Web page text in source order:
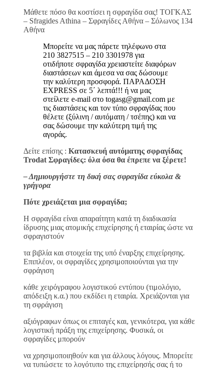
Μάθετε πόσο θα κοστίσει η σφραγίδα σας! ΤΟΓΚΑΣ
– Sfragides Athina – Σφραγίδες Αθήνα – Σόλωνος 134
Αθήνα
Μπορείτε να μας πάρετε τηλέφωνο στα
210 3827515 – 210 3301978 για
οτιδήποτε σφραγίδα χρειαστείτε διαφόρων
διαστάσεων και άμεσα να σας δώσουμε
την καλύτερη προσφορά. ΠΑΡΑΔΟΣΗ
EXPRESS σε 5΄ λεπτά!!! ή να μας
στείλετε e-mail στο togasg@gmail.com με
τις διαστάσεις και τον τύπο σφραγίδας που
θέλετε (ξύλινη / αυτόματη / τσέπης) και να
σας δώσουμε την καλύτερη τιμή της
αγοράς.
Δείτε επίσης : Κατασκευή αυτόματης σφραγίδας
Trodat Σφραγίδες: όλα όσα θα έπρεπε να ξέρετε!
– Δημιουργήστε τη δική σας σφραγίδα εύκολα &
γρήγορα
Πότε χρειάζεται μια σφραγίδα;
H σφραγίδα είναι απαραίτητη κατά τη διαδικασία
ίδρυσης μιας ατομικής επιχείρησης ή εταιρίας ώστε να
σφραγιστούν
τα βιβλία και στοιχεία της υπό έναρξης επιχείρησης.
Επιπλέον, οι σφραγίδες χρησιμοποιούνται για την
σφράγιση
κάθε χειρόγραφου λογιστικού εντύπου (τιμολόγιο,
απόδειξη κ.α.) που εκδίδει η εταιρία. Χρειάζονται για
τη σφράγιση
αξιόγραφων όπως οι επιταγές και, γενικότερα, για κάθε
λογιστική πράξη της επιχείρησης. Φυσικά, οι
σφραγίδες μπορούν
να χρησιμοποιηθούν και για άλλους λόγους. Μπορείτε
να τυπώσετε το λογότυπο της επιχείρησής σας ή το